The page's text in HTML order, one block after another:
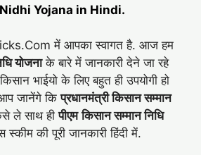
Yojana in Hindi.
में आपका स्वागत है. आज हम
योजनाके बारे में जानकारी देने जा रहे
भाईयो के लिए बहुत ही उपयोगी हो
जानेंगे किप्रधानमंत्री किसान सम्मान
ले साथ हीपीएम किसान सम्मान निधि
की पूरी जानकारी हिंदी में.